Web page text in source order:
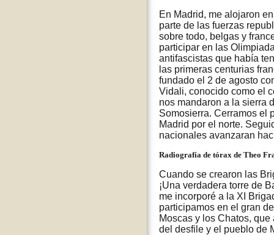
En Madrid, me alojaron
parte de las fuerzas
sobre todo, belgas y
participar en las
antifascistas que había
las primeras centurias
fundado el 2 de agosto
Vidali, conocido como el
nos mandaron a la sierra
Somosierra. Cerramos el
Madrid por el norte.
nacionales avanzaran
Radiografía de tórax de Theo
Cuando se crearon las
¡Una verdadera torre de
me incorporé a la XI
participamos en el gran
Moscas y los Chatos,
del desfile y el pueblo de